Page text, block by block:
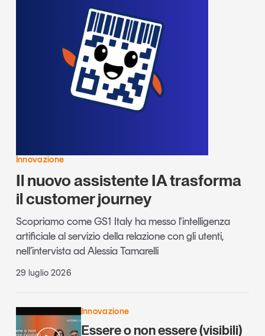
Innovazione
Il nuovo assistente IA trasforma
il customer journey
Scopriamo come GS1 Italy ha messo l'intelligenza
artificiale al servizio della relazione con gli utenti,
nell’intervista ad Alessia Tamarelli
29 luglio 2026
Innovazione
Essere o non essere (visibili)